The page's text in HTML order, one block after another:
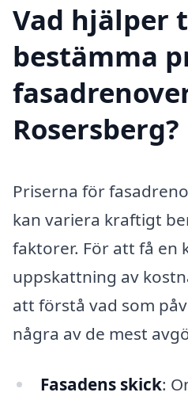
Vad hjälper
bestämma
Rosersberg?
Priserna för
kan variera kraftigt
faktorer. För att få en
uppskattning av
att förstå vad som
några av de mest
Fasadens skick: